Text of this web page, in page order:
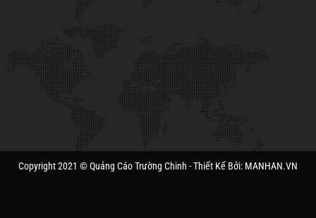
Copyright 2021 © Quảng Cáo Trường Chinh - Thiết Kế Bởi: MANHAN.VN